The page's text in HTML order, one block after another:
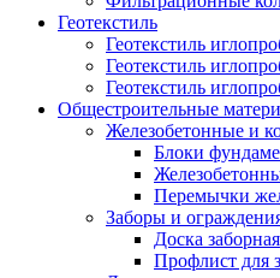
Геотекстиль
Геотекстиль
Геотекстиль
Геотекстиль
Общестроительные
Железобетонные и
Блоки
Перемычки
Заборы и
Доска заборная
Профлист для